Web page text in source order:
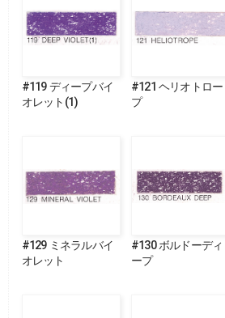
#119 ディープバイ
オレット(1)
#121 ヘリオトロー
プ
#129 ミネラルバイ
オレット
#130 ボルドーディ
ープ